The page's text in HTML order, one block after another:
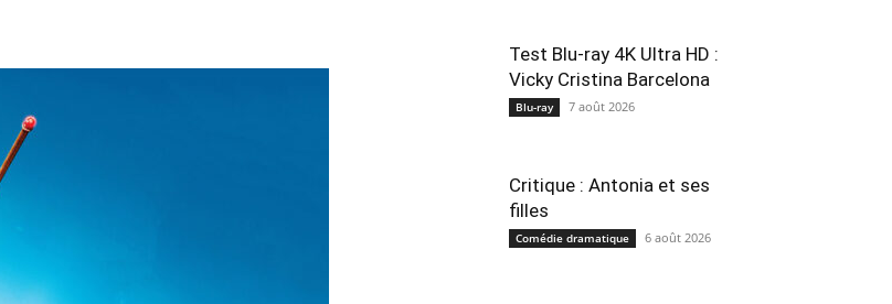
Test Blu-ray 4K Ultra HD :
Vicky Cristina Barcelona
Blu-ray 7 août 2026
Critique : Antonia et ses
filles
Comédie dramatique 6 août 2026